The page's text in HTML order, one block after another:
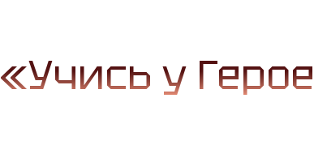
«Учись у